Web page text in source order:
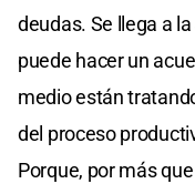
deudas. Se llega a
puede hacer un
medio están
del proceso
Porque, por más